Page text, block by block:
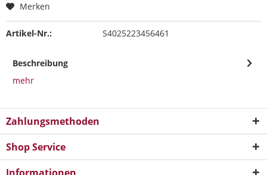
Merken
Artikel-Nr.: S4025223456461
Beschreibung
mehr
Zahlungsmethoden
Shop Service